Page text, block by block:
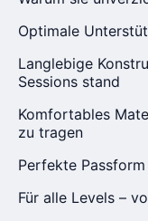
Optimale
Langlebige
Sessions stand
Komfortables
zu tragen
Perfekte
Für alle Levels –